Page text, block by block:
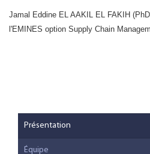
Jamal Eddine EL AAKIL EL FAKIH
l'EMINES option Supply Chain
Présentation
Équipe